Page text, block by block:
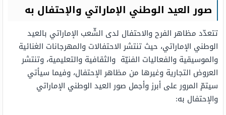
صور العيد الوطني الإماراتي والإحتفال به
تتعدّد مظاهر الفرح والاحتفال لدى الشّعب الإماراتي بالعيد
الوطني الإماراتي، حيث تنتشر الاحتفالات والمهرجانات الغنائية
والموسيقية والفعاليات الفنيّة والثقافية والتعليمية، وتنتشر
العروض التجارية وغيرها من مظاهر الإحتفال، وفيما سيأتي
سيتمّ المرور على أبرز وأجمل صور العيد الوطني الإماراتي
والإحتفال به: